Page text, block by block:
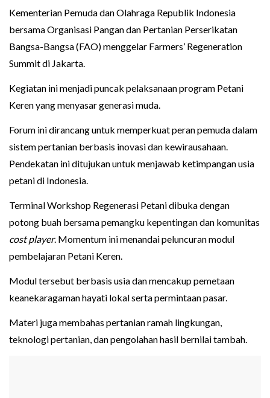
Kementerian Pemuda dan Olahraga Republik Indonesia
bersama Organisasi Pangan dan Pertanian Perserikatan
Bangsa-Bangsa (FAO) menggelar Farmers’ Regeneration
Summit di Jakarta.
Kegiatan ini menjadi puncak pelaksanaan program Petani
Keren yang menyasar generasi muda.
Forum ini dirancang untuk memperkuat peran pemuda dalam
sistem pertanian berbasis inovasi dan kewirausahaan.
Pendekatan ini ditujukan untuk menjawab ketimpangan usia
petani di Indonesia.
Terminal Workshop Regenerasi Petani dibuka dengan
potong buah bersama pemangku kepentingan dan komunitas
cost player. Momentum ini menandai peluncuran modul
pembelajaran Petani Keren.
Modul tersebut berbasis usia dan mencakup pemetaan
keanekaragaman hayati lokal serta permintaan pasar.
Materi juga membahas pertanian ramah lingkungan,
teknologi pertanian, dan pengolahan hasil bernilai tambah.